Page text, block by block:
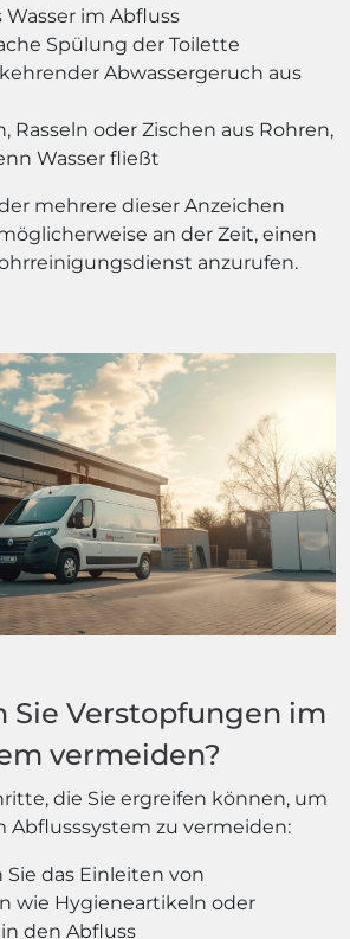
im Abfluss
Spülung der Toilette
Abwassergeruch aus
Rasseln oder Zischen aus Rohren,
Wasser fließt
mehrere dieser Anzeichen
an der Zeit, einen
anzurufen.
Sie Verstopfungen im
vermeiden?
die Sie ergreifen können, um
Abflusssystem zu vermeiden:
Sie das Einleiten von
wie Hygieneartikeln oder
den Abfluss